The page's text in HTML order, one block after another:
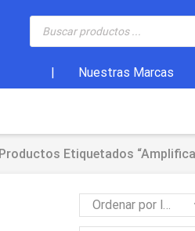
Nuestras Marcas
Productos Etiquetados